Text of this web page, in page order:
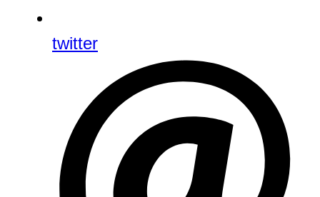
twitter